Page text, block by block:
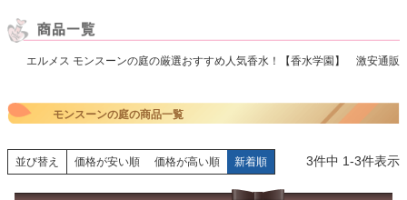
エルメス モンスーンの庭の厳選おすすめ人気香水！【香水学園】 激安通販
モンスーンの庭の商品一覧
並び替え 価格が安い順 価格が高い順 新着順 3件中 1-3件表示